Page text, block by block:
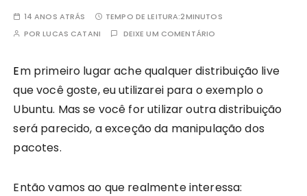
14 ANOS ATRÁS TEMPO DE LEITURA:2MINUTOS
PORLUCAS CATANI DEIXE UM COMENTÁRIO
Em primeiro lugar ache qualquer distribuição live
que você goste, eu utilizarei para o exemplo o
Ubuntu. Mas se você for utilizar outra distribuição
será parecido, a exceção da manipulação dos
pacotes.
Então vamos ao que realmente interessa: